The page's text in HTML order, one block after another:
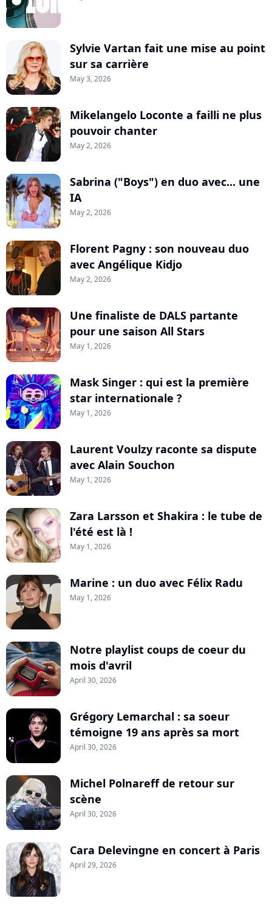
Sylvie Vartan fait une mise au point
sur sa carrière
May 3, 2026
Mikelangelo Loconte a failli ne plus
pouvoir chanter
May 2, 2026
Sabrina ("Boys") en duo avec... une
IA
May 2, 2026
Florent Pagny : son nouveau duo
avec Angélique Kidjo
May 2, 2026
Une finaliste de DALS partante
pour une saison All Stars
May 1, 2026
Mask Singer : qui est la première
star internationale ?
May 1, 2026
Laurent Voulzy raconte sa dispute
avec Alain Souchon
May 1, 2026
Zara Larsson et Shakira : le tube de
l'été est là !
May 1, 2026
Marine : un duo avec Félix Radu
May 1, 2026
Notre playlist coups de coeur du
mois d'avril
April 30, 2026
Grégory Lemarchal : sa soeur
témoigne 19 ans après sa mort
April 30, 2026
Michel Polnareff de retour sur
scène
April 30, 2026
Cara Delevingne en concert à Paris
April 29, 2026